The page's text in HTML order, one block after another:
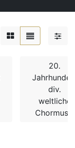
20.
div.
weltliche
Chormusik